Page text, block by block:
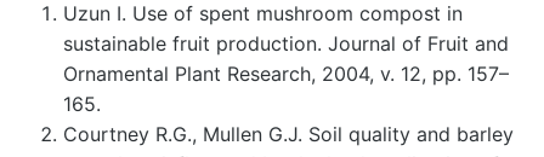
Uzun I. Use of spent mushroom compost in
sustainable fruit production. Journal of Fruit and
Ornamental Plant Research, 2004, v. 12, pp. 157–
165.
Courtney R.G., Mullen G.J. Soil quality and barley